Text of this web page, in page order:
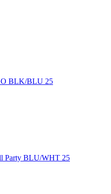
BLK/BLU 25
Party BLU/WHT 25